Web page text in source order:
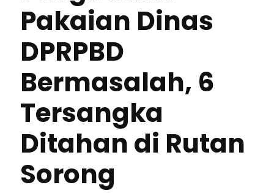
Pakaian Dinas
DPRPBD
Bermasalah, 6
Tersangka
Ditahan di Rutan
Sorong